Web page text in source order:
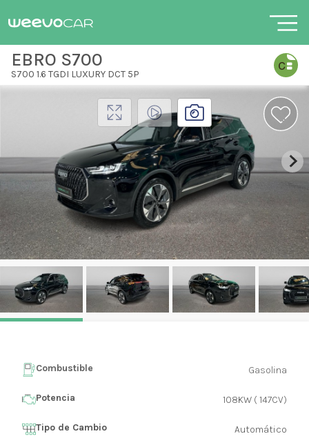
EBRO S700
S700 1.6 TGDI LUXURY DCT 5P
Combustible Gasolina
Potencia 108KW ( 147CV)
Tipo de Cambio Automático